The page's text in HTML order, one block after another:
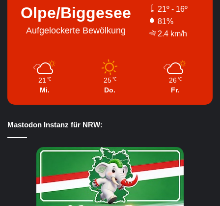
Olpe/Biggesee
Aufgelockerte Bewölkung
21º - 16º
81%
2.4 km/h
21 ℃
Mi.
25 ℃
Do.
26 ℃
Fr.
Mastodon Instanz für NRW: